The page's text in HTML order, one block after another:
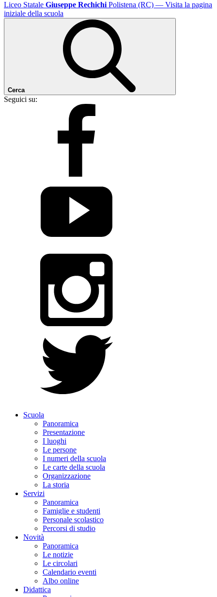
Liceo Statale Giuseppe Rechichi Polistena (RC) — Visita la pagina
iniziale della scuola
Cerca
Seguici su:
Scuola
Panoramica
Presentazione
I luoghi
Le persone
I numeri della scuola
Le carte della scuola
Organizzazione
La storia
Servizi
Panoramica
Famiglie e studenti
Personale scolastico
Percorsi di studio
Novità
Panoramica
Le notizie
Le circolari
Calendario eventi
Albo online
Didattica